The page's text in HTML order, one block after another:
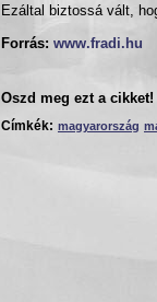
Ezáltal biztossá vált,
Forrás: www.fradi.hu
Oszd meg ezt a cikket!
Címkék: magyarország